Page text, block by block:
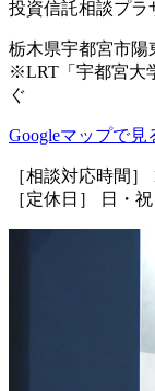
投資信託相談プ
栃木県宇都宮市陽
※LRT「宇都宮大
ぐ
Googleマップで見
［相談対応時間
［定休日］ 日・祝